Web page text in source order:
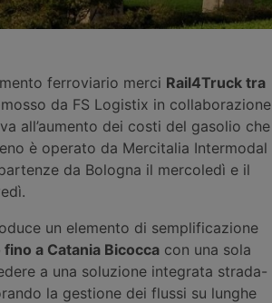
ferroviario merci Rail4Truck tra
da FS Logistix in collaborazione
all’aumento dei costi del gasolio che
è operato da Mercitalia Intermodal
da Bologna il mercoledì e il
un elemento di semplificazione
a Catania Bicocca con una sola
a una soluzione integrata strada-
la gestione dei flussi su lunghe